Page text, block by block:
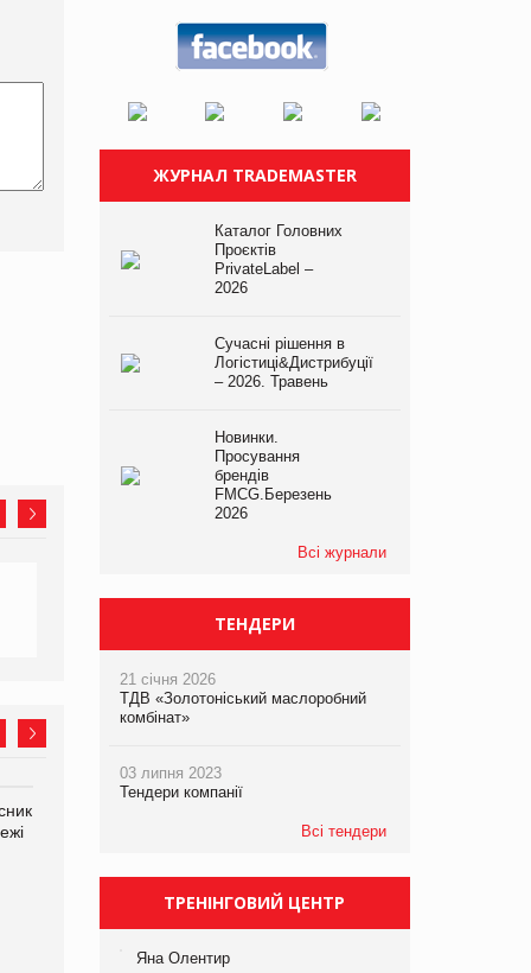
виробництва
компанії «УкраМарин»
ЖУРНАЛ TRADEMASTER
Каталог Головних
Проєктів
PrivateLabel –
2026
Сучасні рішення в
Логістиці&Дистрибуції
– 2026. Травень
Новинки.
Просування
брендів
FMCG.Березень
2026
Всі журнали
ТЕНДЕРИ
21 січня 2026
ТДВ «Золотоніський маслоробний
комбінат»
03 липня 2023
Тендери компанії
Всі тендери
ТРЕНІНГОВИЙ ЦЕНТР
Яна Олентир